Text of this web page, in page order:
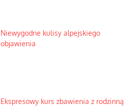
Niewygodne kulisy alpejskiego
objawienia
Ekspresowy kurs zbawienia z rodzinną